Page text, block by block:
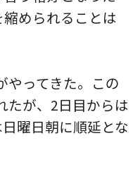
められることは
やってきた。この
たが、2日目からは
曜日朝に順延とな